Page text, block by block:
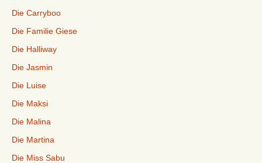
Die Carryboo
Die Familie Giese
Die Halliway
Die Jasmin
Die Luise
Die Maksi
Die Malina
Die Martina
Die Miss Sabu